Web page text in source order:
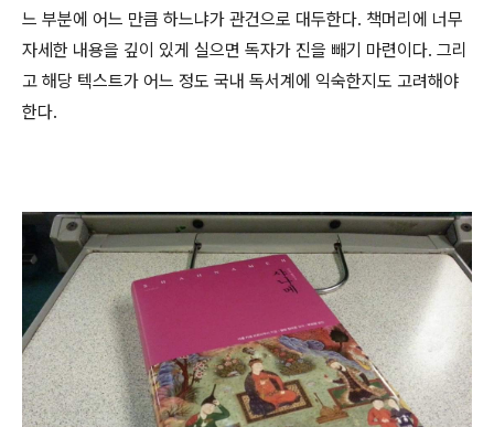
느 부분에 어느 만큼 하느냐가 관건으로 대두한다. 책머리에 너무
자세한 내용을 깊이 있게 실으면 독자가 진을 빼기 마련이다. 그리
고 해당 텍스트가 어느 정도 국내 독서계에 익숙한지도 고려해야
한다.